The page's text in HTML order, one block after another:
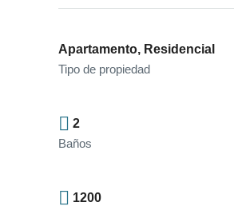
Apartamento, Residencial
Tipo de propiedad
2
Baños
1200